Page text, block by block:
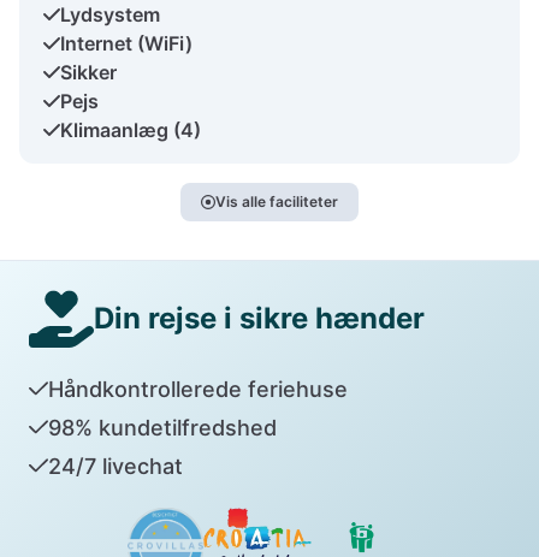
Lydsystem
Internet (WiFi)
Sikker
Pejs
Klimaanlæg (4)
Vis alle faciliteter
Din rejse i sikre hænder
Håndkontrollerede feriehuse
98% kundetilfredshed
24/7 livechat